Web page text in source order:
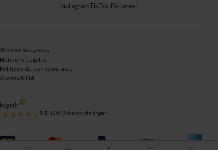
InstagramTikTokPinterest
© 2026 Sissy-Boy
Mentions Légales
Politique de confidentialité
Accessibilité
9.5 10940 beoordelingen